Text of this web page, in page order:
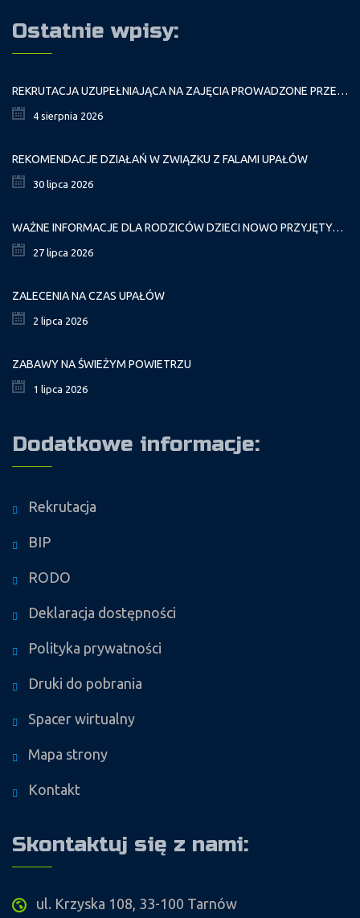
Ostatnie wpisy:
REKRUTACJA UZUPEŁNIAJĄCA NA ZAJĘCIA PROWADZONE PRZEZ PAŁAC MŁODZIEŻY W ROKU SZKOLNYM 2026/2027
4 sierpnia 2026
REKOMENDACJE DZIAŁAŃ W ZWIĄZKU Z FALAMI UPAŁÓW
30 lipca 2026
WAŻNE INFORMACJE DLA RODZICÓW DZIECI NOWO PRZYJĘTYCH GR. I
27 lipca 2026
ZALECENIA NA CZAS UPAŁÓW
2 lipca 2026
ZABAWY NA ŚWIEŻYM POWIETRZU
1 lipca 2026
Dodatkowe informacje:
Rekrutacja
BIP
RODO
Deklaracja dostępności
Polityka prywatności
Druki do pobrania
Spacer wirtualny
Mapa strony
Kontakt
Skontaktuj się z nami:
ul. Krzyska 108, 33-100 Tarnów